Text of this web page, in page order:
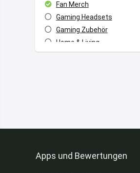
Fan Merch
Gaming Headsets
Gaming Zubehör
Home & Living
Powerbanks
Singles Day 2026
Apps und Bewertungen